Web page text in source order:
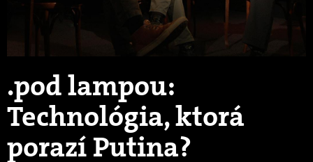
Video
.pod lampou:
Technológia, ktorá
porazí Putina?